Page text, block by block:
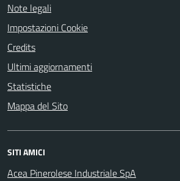
Note legali
Impostazioni Cookie
Credits
Ultimi aggiornamenti
Statistiche
Mappa del Sito
SITI AMICI
Acea Pinerolese Industriale SpA